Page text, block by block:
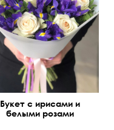
50 см 40 см
Букет с ирисами и
белыми розами